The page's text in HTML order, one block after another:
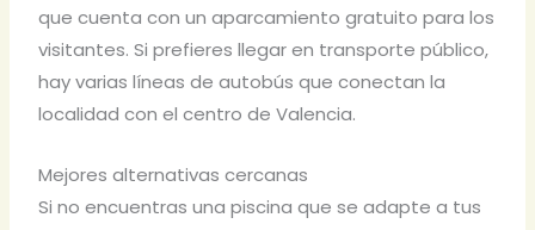
que cuenta con un aparcamiento gratuito para los
visitantes. Si prefieres llegar en transporte público,
hay varias líneas de autobús que conectan la
localidad con el centro de Valencia.
Mejores alternativas cercanas
Si no encuentras una piscina que se adapte a tus